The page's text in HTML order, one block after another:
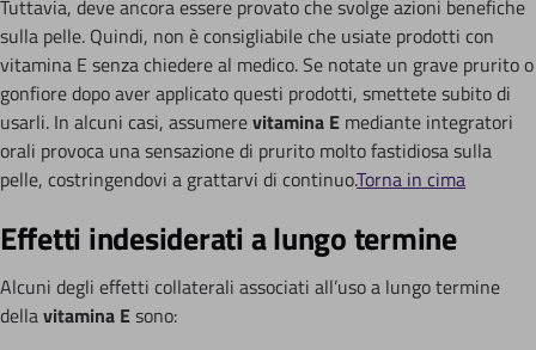
Tuttavia, deve ancora essere provato che svolge azioni benefiche
sulla pelle. Quindi, non è consigliabile che usiate prodotti con
vitamina E senza chiedere al medico. Se notate un grave prurito o
gonfiore dopo aver applicato questi prodotti, smettete subito di
usarli. In alcuni casi, assumerevitamina E mediante integratori
orali provoca una sensazione di prurito molto fastidiosa sulla
pelle, costringendovi a grattarvi di continuo.Torna in cima
Effetti indesiderati a lungo termine
Alcuni degli effetti collaterali associati all’uso a lungo termine
dellavitamina Esono: